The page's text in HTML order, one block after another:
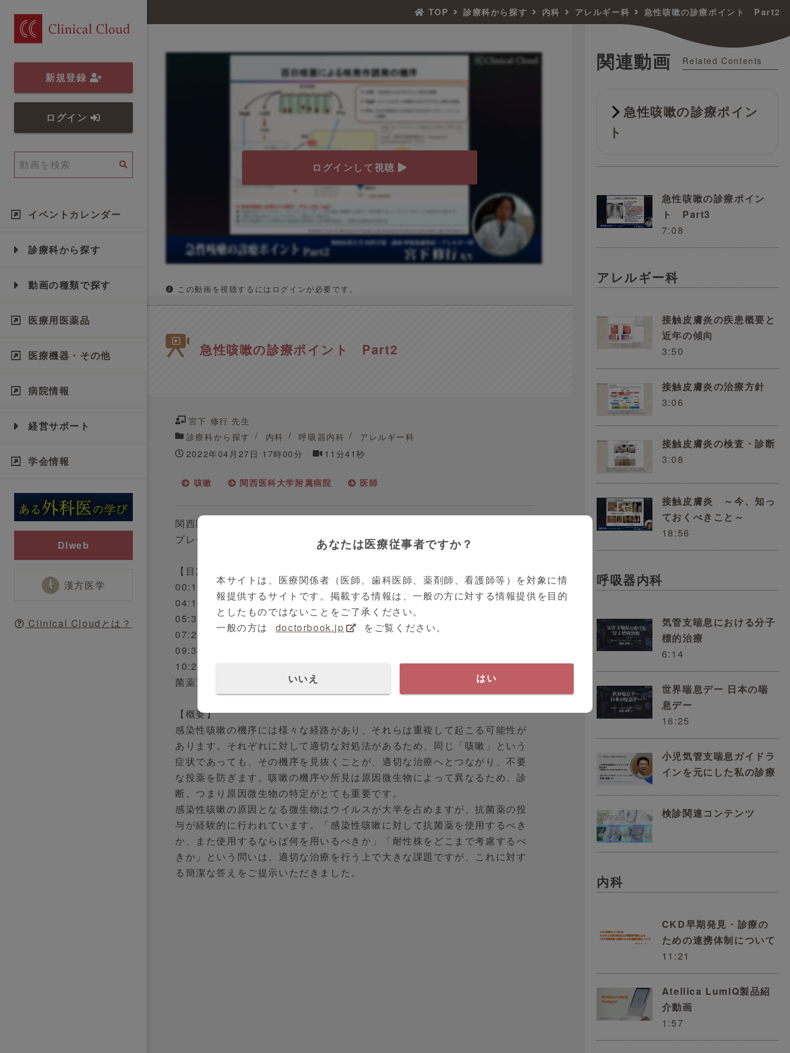
新規登録
ログイン
イベントカレンダー
診療科から探す
動画の種類で探す
医療用医薬品
医療機器・その他
病院情報
経営サポート
学会情報
DIweb
漢方医学
Clinical Cloudとは？
TOP 診療科から探す 内科 アレルギー科 急性咳嗽の診療ポイント Part2
ログインして視聴
この動画を視聴するにはログインが必要です。
急性咳嗽の診療ポイント Part2
宮下 修行 先生
診療科から探す
内科 呼吸器内科
アレルギー科
2022年04月27日 17時00分
11分41秒
咳嗽 関西医科大学附属病院 医師
関西医科大学附属病院 呼吸器感染症科 科長・診療教授 宮下 修行先生による
プレゼンテーションになります。
【目次】
00:12～ 感染性咳嗽の機序
04:16～ 百日咳菌による咳発作誘因の機序について新たな発見
05:33～ 感染性咳嗽を疑う所見
07:23～ 感染性咳嗽に対して抗菌薬を使用するべきか？
09:34～ マクロライド耐性マイコプラズマの頻度は？
10:23～ 欧米諸国における百日咳のマイコプラズマ耐性株の問題と適切な抗
菌薬選択
【概要】
感染性咳嗽の機序には様々な経路があり、それらは重複して起こる可能性が
あります。それぞれに対して適切な対処法があるため、同じ「咳嗽」という
症状であっても、その機序を見抜くことが、適切な治療へとつながり、不要
な投薬を防ぎます。咳嗽の機序や所見は原因微生物によって異なるため、診
断、つまり原因微生物の特定がとても重要です。
感染性咳嗽の原因となる微生物はウイルスが大半を占めますが、抗菌薬の投
与が経験的に行われています。「感染性咳嗽に対して抗菌薬を使用するべき
か、また使用するならば何を用いるべきか」「耐性株をどこまで考慮するべ
きか」という問いは、適切な治療を行う上で大きな課題ですが、これに対す
る簡潔な答えをご提示いただきました。
関連動画 Related Contents
急性咳嗽の診療ポイン
ト
急性咳嗽の診療ポイン
ト Part3
7:08
アレルギー科
接触皮膚炎の疾患概要と
近年の傾向
3:50
接触皮膚炎の治療方針
3:06
接触皮膚炎の検査・診断
3:08
接触皮膚炎 ～今、知っ
ておくべきこと～
18:56
呼吸器内科
気管支喘息における分子
標的治療
6:14
世界喘息デー 日本の喘
息デー
16:25
小児気管支喘息ガイドラ
インを元にした私の診療
検診関連コンテンツ
内科
CKD早期発見・診療の
ための連携体制について
11:21
Atellica LumIQ製品紹
介動画
1:57
あなたは医療従事者ですか？
本サイトは、医療関係者（医師、歯科医師、薬剤師、看護師等）を対象に情
報提供するサイトです。掲載する情報は、一般の方に対する情報提供を目的
としたものではないことをご了承ください。
一般の方は
doctorbook.jp をご覧ください。
いいえ はい